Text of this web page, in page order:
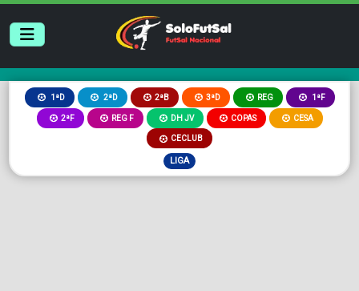
1ªD 2ªD 2ªB 3ªD REG 1ªF
2ªF REG F DH JV COPAS CESA
CECLUB
LIGA